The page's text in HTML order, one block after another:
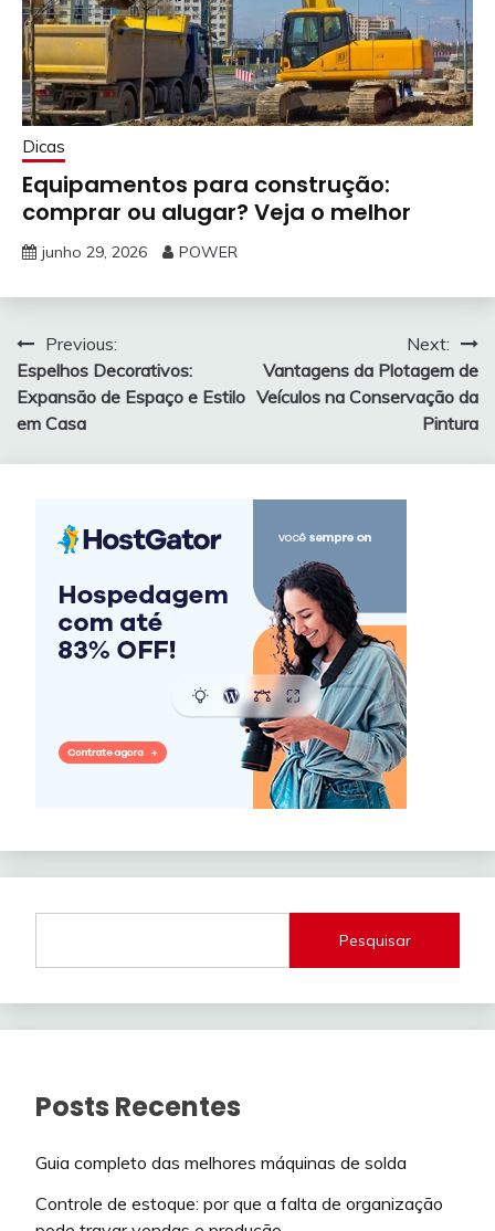
Dicas
Equipamentos para construção:
comprar ou alugar? Veja o melhor
junho 29, 2026 POWER
Navegação
de
Post
Previous:
Espelhos Decorativos:
Expansão de Espaço e Estilo
em Casa
Next:
Vantagens da Plotagem de
Veículos na Conservação da
Pintura
Pesquisar
Posts Recentes
Guia completo das melhores máquinas de solda
Controle de estoque: por que a falta de organização